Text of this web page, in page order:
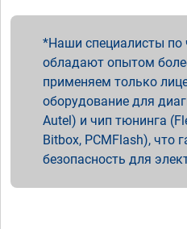
Наши специалисты по
обладают опытом
применяем только
оборудование для
Autel) и чип тюнинга
Bitbox, PCMFlash), что
безопасность для